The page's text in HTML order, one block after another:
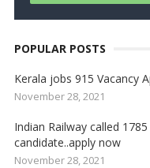
POPULAR POSTS
Kerala jobs 915 Vacancy
November 28, 2021
Indian Railway called
candidate..apply now
November 28, 2021